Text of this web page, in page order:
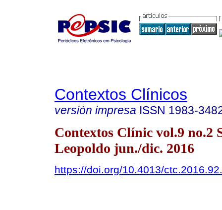
Contextos Clínicos
versión impresa ISSN 1983-
Contextos Clínic vol.9 no.2
Leopoldo jun./dic. 2016
https://doi.org/10.4013/